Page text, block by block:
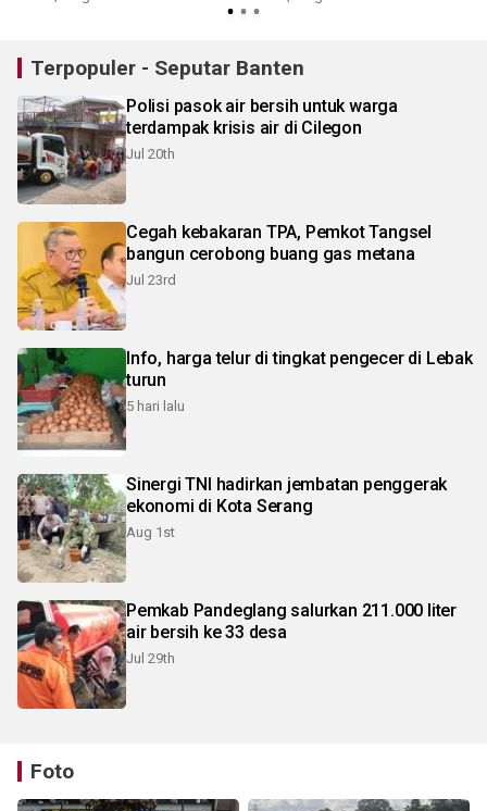
Terpopuler - Seputar Banten
Polisi pasok air bersih untuk warga
terdampak krisis air di Cilegon
Jul 20th
Cegah kebakaran TPA, Pemkot Tangsel
bangun cerobong buang gas metana
Jul 23rd
Info, harga telur di tingkat pengecer di Lebak
turun
5 hari lalu
Sinergi TNI hadirkan jembatan penggerak
ekonomi di Kota Serang
Aug 1st
Pemkab Pandeglang salurkan 211.000 liter
air bersih ke 33 desa
Jul 29th
Foto